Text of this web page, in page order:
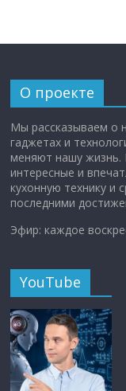
О проекте
Мы рассказываем о
гаджетах и
меняют нашу
интересные и
кухонную технику и
последними
Эфир: каждое
YouTube